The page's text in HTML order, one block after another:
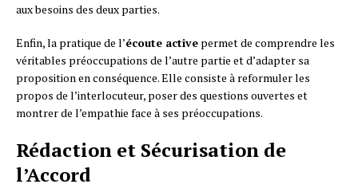
aux besoins des deux parties.
Enfin, la pratique de l’écoute active permet de comprendre les
véritables préoccupations de l’autre partie et d’adapter sa
proposition en conséquence. Elle consiste à reformuler les
propos de l’interlocuteur, poser des questions ouvertes et
montrer de l’empathie face à ses préoccupations.
Rédaction et Sécurisation de
l’Accord